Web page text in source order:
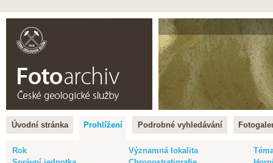
Úvodní stránka Prohlížení Podrobné vyhledávání
Rok Významná lokalita